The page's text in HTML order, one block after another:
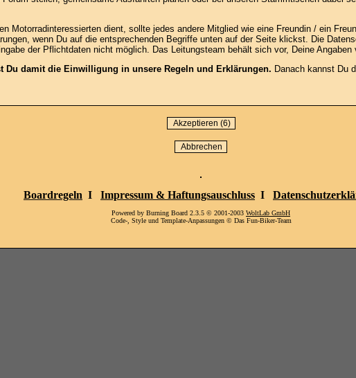
Motorradinteressierten dient, sollte jedes andere Mitglied wie eine Freundin / ein
wenn Du auf die entsprechenden Begriffe unten auf der Seite klickst. Die
der Pflichtdaten nicht möglich. Das Leitungsteam behält sich vor, Deine
Du damit die Einwilligung in unsere Regeln und Erklärungen. Danach kannst Du
Boardregeln I Impressum & Haftungsauschluss I
Powered by Burning Board 2.3.5 © 2001-2003 WoltLab GmbH
Code-, Style und Template-Anpassungen © Das Fun-Biker-Team